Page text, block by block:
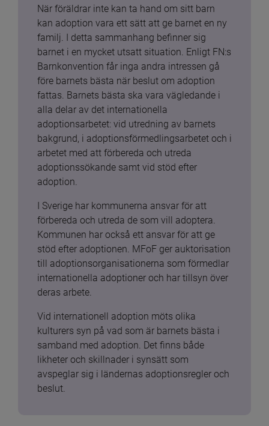
När föräldrar inte kan ta hand om sitt barn
kan adoption vara ett sätt att ge barnet en ny
familj. I detta sammanhang befinner sig
barnet i en mycket utsatt situation. Enligt FN:s
Barnkonvention får inga andra intressen gå
före barnets bästa när beslut om adoption
fattas. Barnets bästa ska vara vägledande i
alla delar av det internationella
adoptionsarbetet: vid utredning av barnets
bakgrund, i adoptionsförmedlingsarbetet och i
arbetet med att förbereda och utreda
adoptionssökande samt vid stöd efter
adoption.
I Sverige har kommunerna ansvar för att
förbereda och utreda de som vill adoptera.
Kommunen har också ett ansvar för att ge
stöd efter adoptionen. MFoF ger auktorisation
till adoptionsorganisationerna som förmedlar
internationella adoptioner och har tillsyn över
deras arbete.
Vid internationell adoption möts olika
kulturers syn på vad som är barnets bästa i
samband med adoption. Det finns både
likheter och skillnader i synsätt som
avspeglar sig i ländernas adoptionsregler och
beslut.